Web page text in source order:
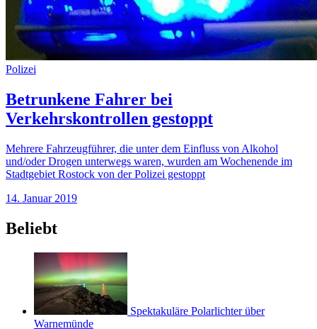
Polizei
Betrunkene Fahrer bei
Verkehrskontrollen gestoppt
Mehrere Fahrzeugführer, die unter dem Einfluss von Alkohol
und/oder Drogen unterwegs waren, wurden am Wochenende im
Stadtgebiet Rostock von der Polizei gestoppt
14. Januar 2019
Beliebt
Spektakuläre Polarlichter über
Warnemünde